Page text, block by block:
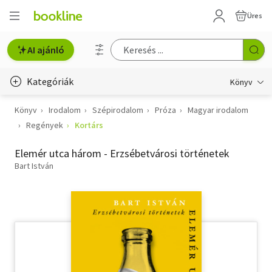
Üres
AI ajánló
Kategóriák Könyv
Életmód, egészség
Gyermek- és ifjúsági
Hobbi, szabadidő
Könyv Irodalom Szépirodalom Próza
Magyar irodalom
Regények
Kortárs
Elemér utca három - Erzsébetvárosi történetek
Bart István